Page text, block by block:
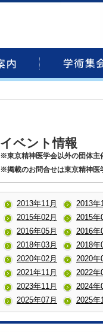
イベント情報
※東京精神医学会以外の団体主
※掲載のお問合せは東京精神医
2013年11月
2013年
2015年02月
2015年
2016年05月
2016年
2018年03月
2018年
2020年02月
2020年
2021年11月
2022年
2023年11月
2024年
2025年07月
2025年